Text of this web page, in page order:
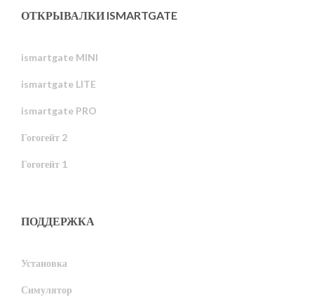
ОТКРЫВАЛКИ ISMARTGATE
ismartgate MINI
ismartgate LITE
ismartgate PRO
Гогогейт 2
Гогогейт 1
ПОДДЕРЖКА
Установка
Симулятор